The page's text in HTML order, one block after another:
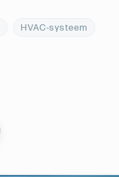
HVAC-systeem